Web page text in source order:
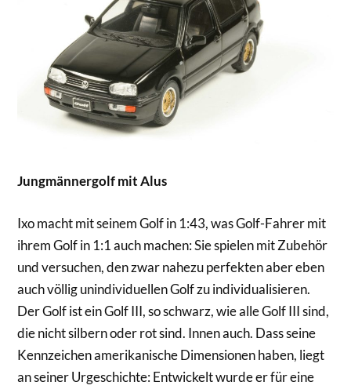
Jungmännergolf mit Alus
Ixo macht mit seinem Golf in 1:43, was Golf-Fahrer mit
ihrem Golf in 1:1 auch machen: Sie spielen mit Zubehör
und versuchen, den zwar nahezu perfekten aber eben
auch völlig unindividuellen Golf zu individualisieren.
Der Golf ist ein Golf III, so schwarz, wie alle Golf III sind,
die nicht silbern oder rot sind. Innen auch. Dass seine
Kennzeichen amerikanische Dimensionen haben, liegt
an seiner Urgeschichte: Entwickelt wurde er für eine